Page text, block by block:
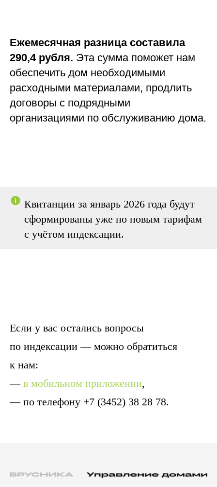
Ежемесячная разница составила
290,4 рубля. Эта сумма поможет нам
обеспечить дом необходимыми
расходными материалами, продлить
договоры с подрядными
организациями по обслуживанию дома.
Квитанции за январь 2026 года будут
сформированы уже по новым тарифам
с учётом индексации.
Если у вас остались вопросы
по индексации — можно обратиться
к нам:
— в мобильном приложении,
— по телефону +7 (3452) 38 28 78.